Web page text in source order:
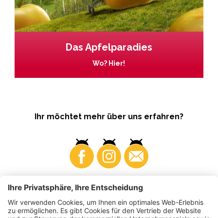
Das Apfelparadies
Wo? Hier!
Ihr möchtet mehr über uns erfahren?
Business Produzenten